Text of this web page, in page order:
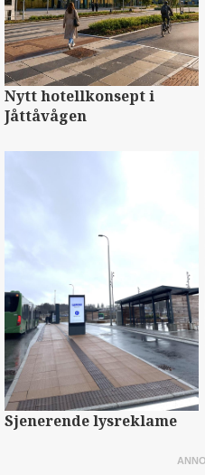
Nytt hotellkonsept i
Jåttåvågen
Sjenerende lysreklame